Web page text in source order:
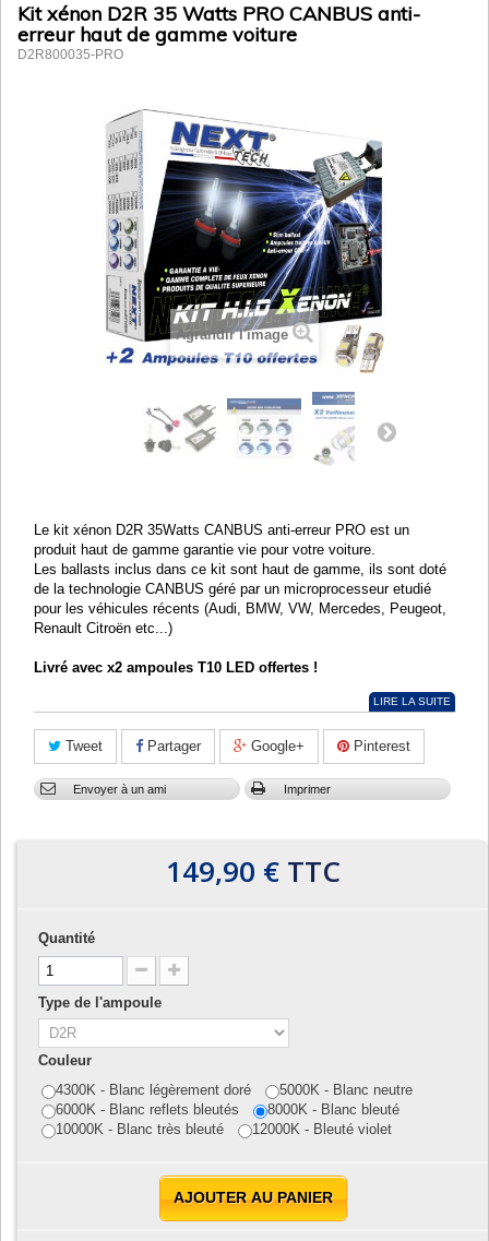
Kit xénon D2R 35 Watts PRO CANBUS anti-
erreur haut de gamme voiture
D2R800035-PRO
Agrandir l'image
Le kit xénon D2R 35Watts CANBUS anti-erreur PRO est un
produit haut de gamme garantie vie pour votre voiture.
Les ballasts inclus dans ce kit sont haut de gamme, ils sont doté
de la technologie CANBUS géré par un microprocesseur etudié
pour les véhicules récents (Audi, BMW, VW, Mercedes, Peugeot,
Renault Citroën etc...)
Livré avec x2 ampoules T10 LED offertes !
LIRE LA SUITE
Tweet Partager Google+ Pinterest
Envoyer à un ami Imprimer
149,90 €TTC
Quantité
Type de l'ampoule
Couleur
4300K - Blanc légèrement doré
5000K - Blanc neutre
6000K - Blanc reflets bleutés
8000K - Blanc bleuté
10000K - Blanc très bleuté
12000K - Bleuté violet
AJOUTER AU PANIER